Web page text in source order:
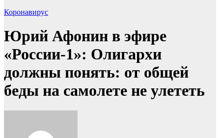
Коронавирус
Юрий Афонин в эфире
«России-1»: Олигархи
должны понять: от общей
беды на самолете не улететь